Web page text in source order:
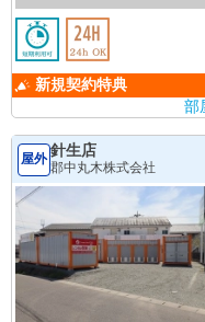
新規契約特典
部
屋外 針生店
郡中丸木株式会社